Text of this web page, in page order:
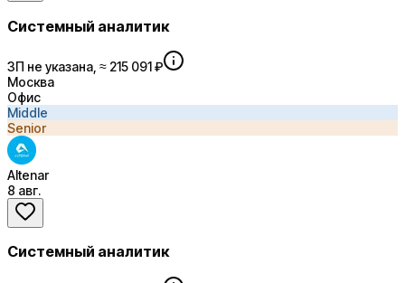
Системный аналитик
ЗП не указана, ≈ 215 091 ₽
Москва
Офис
Middle
Senior
Altenar
8 авг.
Системный аналитик